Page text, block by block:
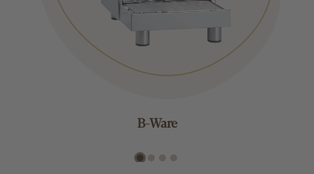
B-Ware